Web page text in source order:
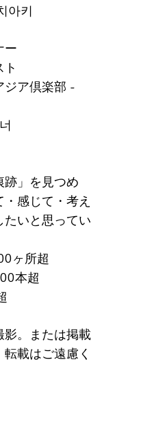
아키
ー
ア倶楽部 -
」を見つめ
感じて・考え
たいと思ってい
ヶ所超
本超
影。または掲載
載はご遠慮く